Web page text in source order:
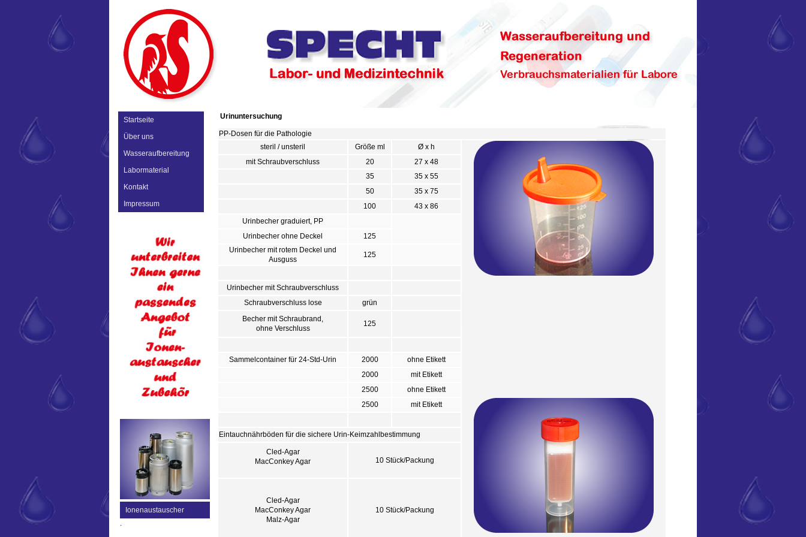
Startseite
Über uns
Wasseraufbereitung
Labormaterial
Kontakt
Impressum
Ionenaustauscher
.
Urinuntersuchung
PP-Dosen für die Pathologie
steril / unsteril
Größe ml
Ø x h
mit Schraubverschluss
20
27 x 48
35
35 x 55
50
35 x 75
100
43 x 86
Urinbecher graduiert, PP
Urinbecher ohne Deckel
125
Urinbecher mit rotem Deckel und
Ausguss
125
Urinbecher mit Schraubverschluss
Schraubverschluss lose
grün
Becher mit Schraubrand,
ohne Verschluss
125
Sammelcontainer für 24-Std-Urin 2000
ohne Etikett
2000
mit Etikett
2500
ohne Etikett
2500
mit Etikett
Eintauchnährböden für die sichere Urin-Keimzahlbestimmung
Cled-Agar
MacConkey Agar
10 Stück/Packung
Cled-Agar
MacConkey Agar
Malz-Agar
10 Stück/Packung